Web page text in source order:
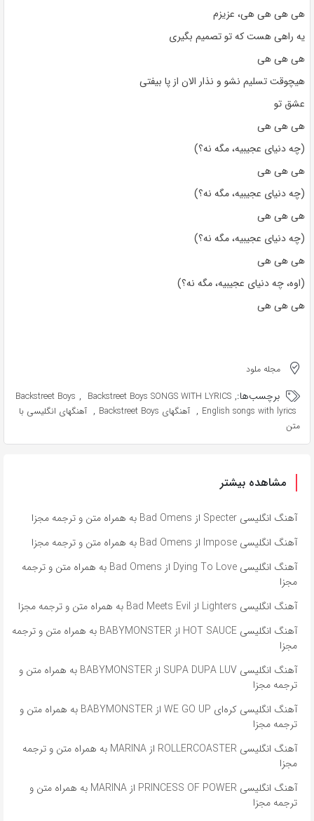
هی هی هی هی، عزیزم
یه راهی هست که تو تصمیم بگیری
هی هی هی
هیچوقت تسلیم نشو و نذار الان از پا بیفتی
عشق تو
هی هی هی
(چه دنیای عجیبیه، مگه نه؟)
هی هی هی
(چه دنیای عجیبیه، مگه نه؟)
هی هی هی
(چه دنیای عجیبیه، مگه نه؟)
هی هی هی
(اوه، چه دنیای عجیبیه، مگه نه؟)
هی هی هی
مجله ملود
برچسب‌ها: Backstreet Boys , Backstreet Boys SONGS WITH LYRICS ,
English songs with lyrics
, آهنگهای Backstreet Boys , آهنگهای انگلیسی با
متن
مشاهده بیشتر
آهنگ انگلیسی Specter از Bad Omens به همراه متن و ترجمه مجزا
آهنگ انگلیسی Impose از Bad Omens به همراه متن و ترجمه مجزا
آهنگ انگلیسی Dying To Love از Bad Omens به همراه متن و ترجمه
مجزا
آهنگ انگلیسی Lighters از Bad Meets Evil به همراه متن و ترجمه مجزا
آهنگ انگلیسی HOT SAUCE از BABYMONSTER به همراه متن و ترجمه
مجزا
آهنگ انگلیسی SUPA DUPA LUV از BABYMONSTER به همراه متن و
ترجمه مجزا
آهنگ انگلیسی کره‌ای WE GO UP از BABYMONSTER به همراه متن و
ترجمه مجزا
آهنگ انگلیسی ROLLERCOASTER از MARINA به همراه متن و ترجمه
مجزا
آهنگ انگلیسی PRINCESS OF POWER از MARINA به همراه متن و
ترجمه مجزا